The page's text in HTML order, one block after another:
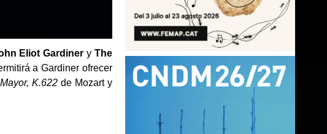
Eliot Gardiner y The
a Gardiner ofrecer
K.622de Mozart y